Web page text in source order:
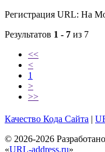
Регистрация URL: На
Результатов 1 - 7 из 7
<<
<
1
>
>>
Качество Кода Сайта |
© 2026-2026
«URL-address.ru»